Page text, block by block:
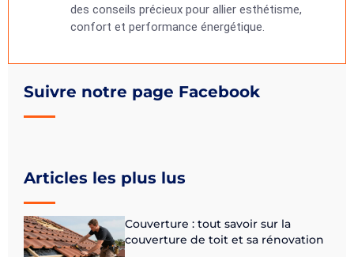
Suivre notre page Facebook
Articles les plus lus
Couverture : tout savoir sur la
couverture de toit et sa rénovation
des conseils précieux pour allier esthétisme,
confort et performance énergétique.